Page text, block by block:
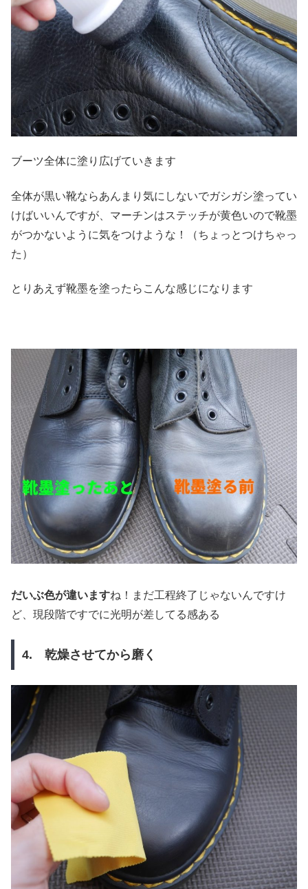
ブーツ全体に塗り広げていきます
全体が黒い靴ならあんまり気にしないでガシガシ塗ってい
けばいいんですが、マーチンはステッチが黄色いので靴墨
がつかないように気をつけような！（ちょっとつけちゃっ
た）
とりあえず靴墨を塗ったらこんな感じになります
だいぶ色が違いますね！まだ工程終了じゃないんですけ
ど、現段階ですでに光明が差してる感ある
4. 乾燥させてから磨く